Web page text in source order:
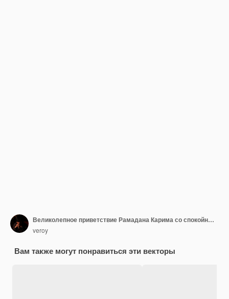
Великолепное приветствие Рамадана Карима со спокойным исламским символом крупным планом иллюстрации
veroy
Вам также могут понравиться эти векторы